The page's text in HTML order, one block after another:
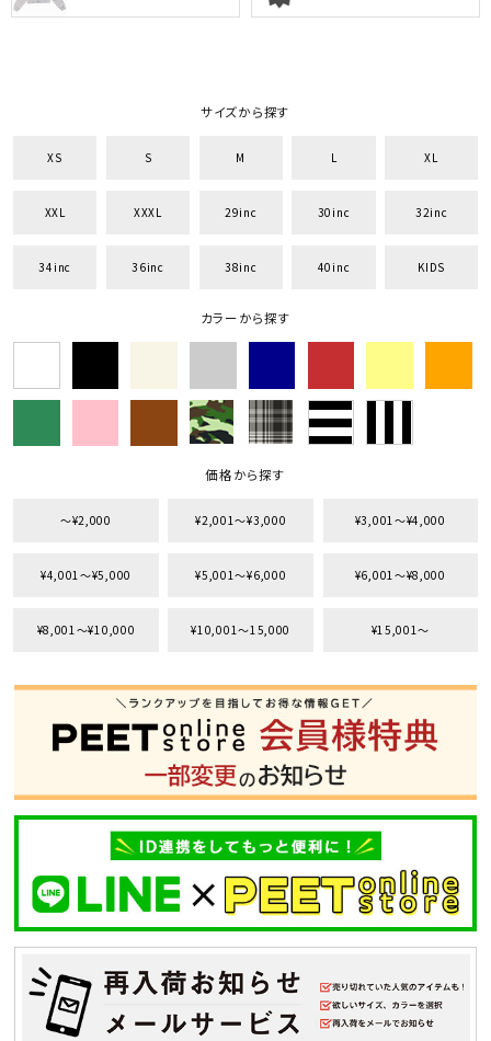
サイズから探す
XS S M L XL
XXL XXXL 29inc 30inc 32inc
34inc 36inc 38inc 40inc KIDS
カラーから探す
価格から探す
〜¥2,000 ¥2,001〜¥3,000 ¥3,001〜¥4,000
¥4,001〜¥5,000 ¥5,001〜¥6,000 ¥6,001〜¥8,000
¥8,001〜¥10,000 ¥10,001〜15,000 ¥15,001〜